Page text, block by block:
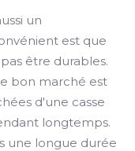
un
est que
être durables.
bon marché est
d'une casse
longtemps.
une longue durée